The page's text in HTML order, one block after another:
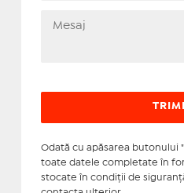
Odată cu apăsarea butonului
toate datele completate în
stocate în condiţii de